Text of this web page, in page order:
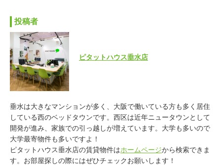
投稿者
ピタットハウス垂水店
垂水は大きなマンションが多く、大阪で働いている方も多く居住
している西のベッドタウンです。西区は近年ニュータウンとして
開発が進み、家族での引っ越しが増えています。大学も多いので
大学最寄物件も多いですよ！
ピタットハウス垂水店の賃貸物件はホームページから検索できま
す。お部屋探しの際にはぜひチェックお願いします！